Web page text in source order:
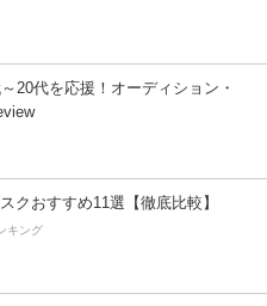
20代を応援！オーディション・
クおすすめ11選【徹底比較】
キング